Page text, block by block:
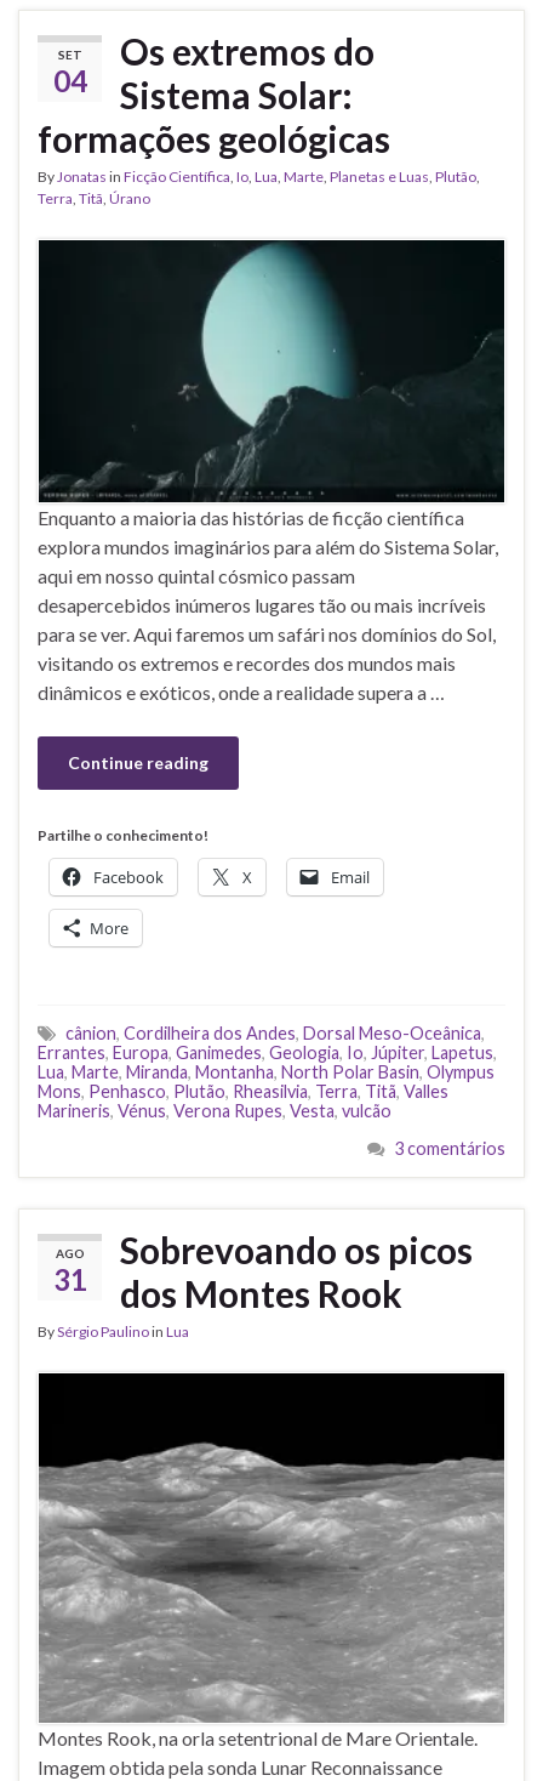
SET
04
Os extremos do
Sistema Solar:
formações geológicas
By Jonatas in Ficção Científica Io Lua Marte Planetas e Luas Plutão
Terra Titã Úrano
Enquanto a maioria das histórias de ficção científica
explora mundos imaginários para além do Sistema Solar,
aqui em nosso quintal cósmico passam
desapercebidos inúmeros lugares tão ou mais incríveis
para se ver. Aqui faremos um safári nos domínios do Sol,
visitando os extremos e recordes dos mundos mais
dinâmicos e exóticos, onde a realidade supera a …
Continue reading
Partilhe o conhecimento!
Facebook X Email
More
cânion, Cordilheira dos Andes, Dorsal Meso-Oceânica,
Errantes, Europa, Ganimedes, Geologia, Io, Júpiter, Lapetus,
Lua, Marte, Miranda, Montanha, North Polar Basin, Olympus
Mons, Penhasco, Plutão, Rheasilvia, Terra, Titã, Valles
Marineris, Vénus, Verona Rupes, Vesta, vulcão
3 comentários
AGO
31
Sobrevoando os picos
dos Montes Rook
BySérgio Paulinoin Lua
Montes Rook, na orla setentrional de Mare Orientale.
Imagem obtida pela sonda Lunar Reconnaissance